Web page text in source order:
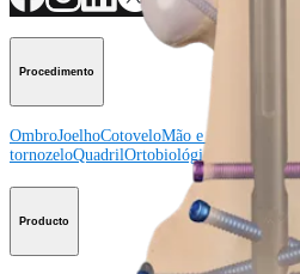
Procedimento
OmbroJoelhoCotoveloMão e punho
tornozeloQuadrilOrtobiológicos Cirurgia
Producto